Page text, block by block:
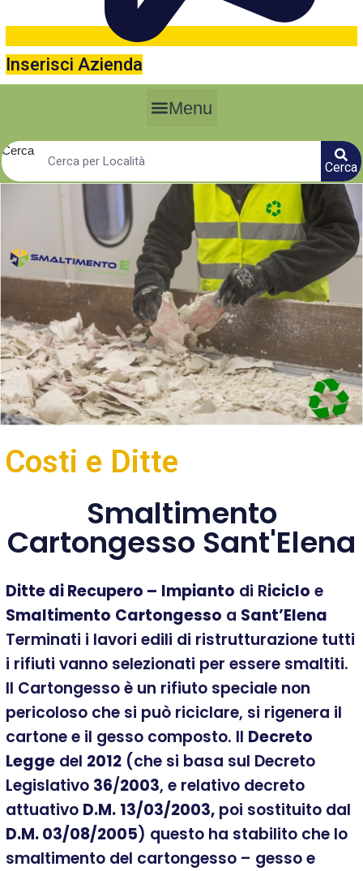
Inserisci Azienda
Menu
Cerca
Cerca
Costi e Ditte
Smaltimento
Cartongesso Sant'Elena
Ditte di Recupero – Impianto di Riciclo e
Smaltimento Cartongesso a Sant’Elena
Terminati i lavori edili di ristrutturazione tutti
i rifiuti vanno selezionati per essere smaltiti.
Il Cartongesso è un rifiuto speciale non
pericoloso che si può riciclare, si rigenera il
cartone e il gesso composto. Il Decreto
Legge del 2012 (che si basa sul Decreto
Legislativo 36/2003, e relativo decreto
attuativo D.M. 13/03/2003, poi sostituito dal
D.M. 03/08/2005) questo ha stabilito che lo
smaltimento del cartongesso – gesso e